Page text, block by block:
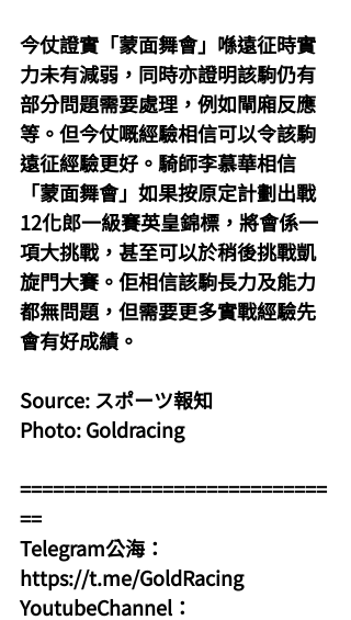
今仗證實「蒙面舞會」喺遠征時實
力未有減弱，同時亦證明該駒仍有
部分問題需要處理，例如閘廂反應
等。但今仗嘅經驗相信可以令該駒
遠征經驗更好。騎師李慕華相信
「蒙面舞會」如果按原定計劃出戰
12化郎一級賽英皇錦標，將會係一
項大挑戰，甚至可以於稍後挑戰凱
旋門大賽。佢相信該駒長力及能力
都無問題，但需要更多實戰經驗先
會有好成績。
Source: スポーツ報知
Photo: Goldracing
============================
==
Telegram公海：
https://t.me/GoldRacing
YoutubeChannel：